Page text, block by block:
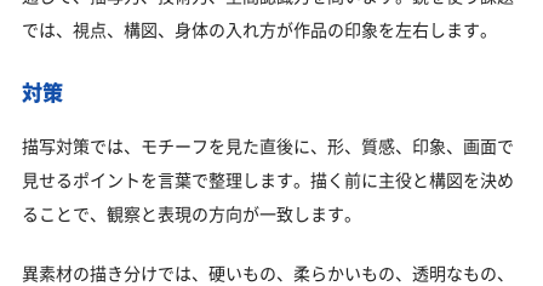
では、視点、構図、身体の入れ方が作品の印象を左右します。
対策
描写対策では、モチーフを見た直後に、形、質感、印象、画面で
見せるポイントを言葉で整理します。描く前に主役と構図を決め
ることで、観察と表現の方向が一致します。
異素材の描き分けでは、硬いもの、柔らかいもの、透明なもの、